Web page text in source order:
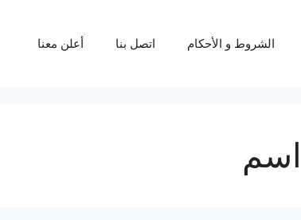
الشروط و الأحكام اتصل بنا أعلن معنا
اسم